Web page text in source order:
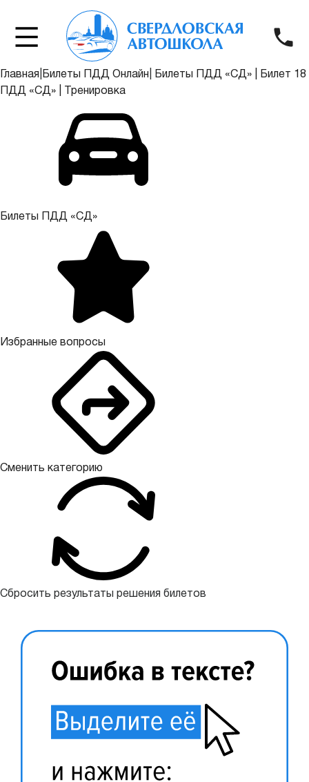
Главная Билеты ПДД Онлайн Билеты ПДД «СД»
Билет 18
ПДД «СД»
Тренировка
Билеты ПДД «СД»
Избранные вопросы
Сменить категорию
Сбросить результаты решения билетов